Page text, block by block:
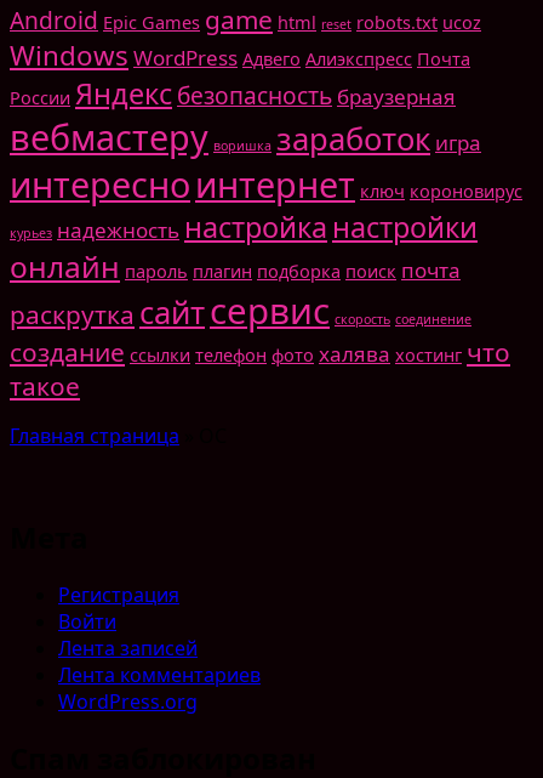
Android Epic Games game html reset robots.txt ucoz
Windows WordPress Адвего Алиэкспресс Почта
России Яндексбезопасность браузерная
вебмастеру воришка заработок игра
интересноинтернет ключ короновирус
курьез надежность настройка настройки
онлайн пароль плагин подборка поиск почта
раскрутка сайтсервис скорость соединение
создание ссылки телефон фото халява хостинг что
такое
Главная страница
Регистрация
Войти
Лента записей
Лента комментариев
WordPress.org